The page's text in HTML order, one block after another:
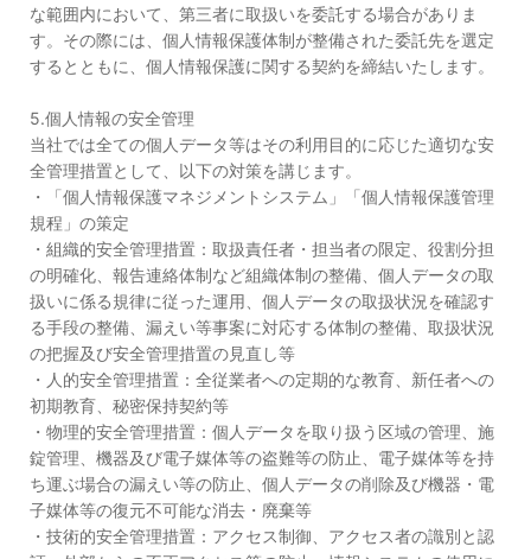
な範囲内において、第三者に取扱いを委託する場合がありま
す。その際には、個人情報保護体制が整備された委託先を選定
するとともに、個人情報保護に関する契約を締結いたします。
5.個人情報の安全管理
当社では全ての個人データ等はその利用目的に応じた適切な安
全管理措置として、以下の対策を講じます。
・「個人情報保護マネジメントシステム」「個人情報保護管理
規程」の策定
・組織的安全管理措置：取扱責任者・担当者の限定、役割分担
の明確化、報告連絡体制など組織体制の整備、個人データの取
扱いに係る規律に従った運用、個人データの取扱状況を確認す
る手段の整備、漏えい等事案に対応する体制の整備、取扱状況
の把握及び安全管理措置の見直し等
・人的安全管理措置：全従業者への定期的な教育、新任者への
初期教育、秘密保持契約等
・物理的安全管理措置：個人データを取り扱う区域の管理、施
錠管理、機器及び電子媒体等の盗難等の防止、電子媒体等を持
ち運ぶ場合の漏えい等の防止、個人データの削除及び機器・電
子媒体等の復元不可能な消去・廃棄等
・技術的安全管理措置：アクセス制御、アクセス者の識別と認